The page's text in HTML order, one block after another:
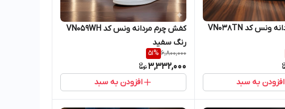
کفش چرم مردانه ونس کد VN038TN
افزودن به سبد
کفش چرم مردانه ونس کد VN059WH
رنگ سفید
6,800,000
51%
3,332,000
افزودن به سبد